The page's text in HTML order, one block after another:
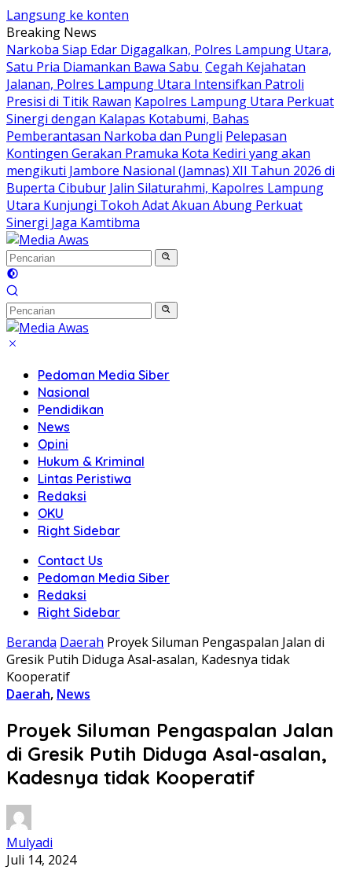
Langsung ke konten
Breaking News
Narkoba Siap Edar Digagalkan, Polres Lampung Utara,
Satu Pria Diamankan Bawa Sabu Cegah Kejahatan
Jalanan, Polres Lampung Utara Intensifkan Patroli
Presisi di Titik Rawan Kapolres Lampung Utara Perkuat
Sinergi dengan Kalapas Kotabumi, Bahas
Pemberantasan Narkoba dan Pungli Pelepasan
Kontingen Gerakan Pramuka Kota Kediri yang akan
mengikuti Jambore Nasional (Jamnas) XII Tahun 2026 di
Buperta Cibubur Jalin Silaturahmi, Kapolres Lampung
Utara Kunjungi Tokoh Adat Akuan Abung Perkuat
Sinergi Jaga Kamtibma
Pedoman Media Siber
Nasional
Pendidikan
News
Opini
Hukum & Kriminal
Lintas Peristiwa
Redaksi
OKU
Right Sidebar
Contact Us
Pedoman Media Siber
Redaksi
Right Sidebar
Beranda Daerah Proyek Siluman Pengaspalan Jalan di
Gresik Putih Diduga Asal-asalan, Kadesnya tidak
Kooperatif
Daerah, News
Proyek Siluman Pengaspalan Jalan
di Gresik Putih Diduga Asal-asalan,
Kadesnya tidak Kooperatif
Mulyadi
Juli 14, 2024